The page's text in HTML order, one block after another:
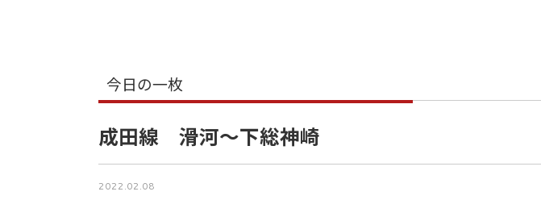
今日の一枚
成田線 滑河～下総神崎
2022.02.08